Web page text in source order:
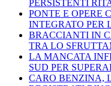
PERSISTENTI
PONTE E OPERE
INTEGRATO PER
BRACCIANTI IN
TRA LO
LA MANCATA
SUD PER
CARO BENZINA,